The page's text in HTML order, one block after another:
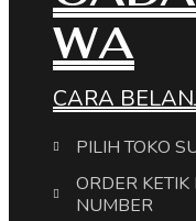
WA
CARA
PILIH TOKO
ORDER
NUMBER